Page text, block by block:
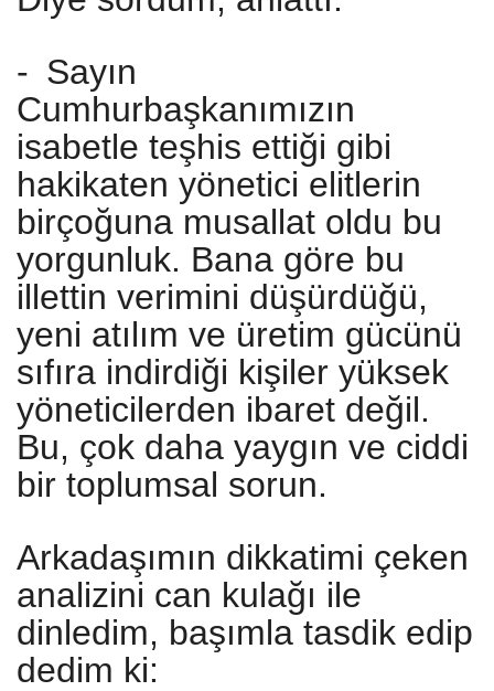
- Sayın
Cumhurbaşkanımızın
isabetle teşhis ettiği gibi
hakikaten yönetici elitlerin
birçoğuna musallat oldu bu
yorgunluk. Bana göre bu
illettin verimini düşürdüğü,
yeni atılım ve üretim gücünü
sıfıra indirdiği kişiler yüksek
yöneticilerden ibaret değil.
Bu, çok daha yaygın ve ciddi
bir toplumsal sorun.
Arkadaşımın dikkatimi çeken
analizini can kulağı ile
dinledim, başımla tasdik edip
dedim ki: